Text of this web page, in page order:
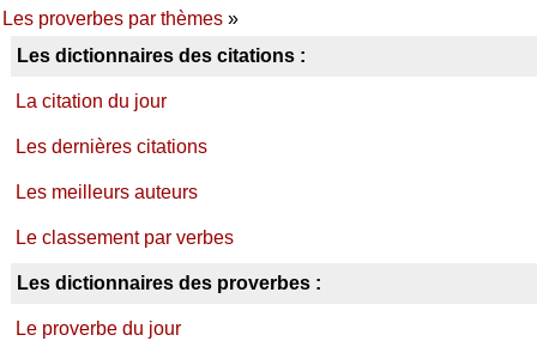
Les proverbes par thèmes»
Les dictionnaires des citations :
La citation du jour
Les dernières citations
Les meilleurs auteurs
Le classement par verbes
Les dictionnaires des proverbes :
Le proverbe du jour